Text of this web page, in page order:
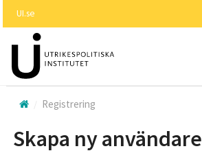
huvudinnehållet
UI.se
Registrering
Skapa ny användare